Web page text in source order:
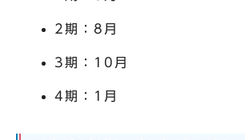
2期：8月
3期：10月
4期：1月